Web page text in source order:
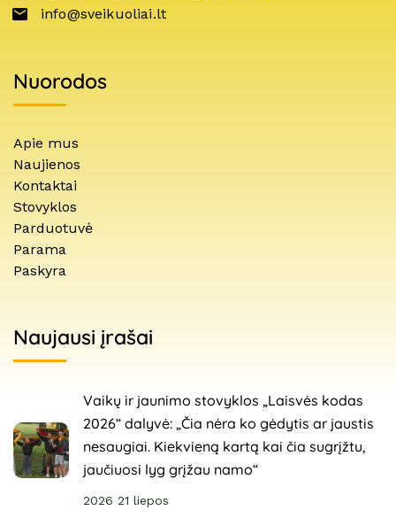
info@sveikuoliai.lt
Nuorodos
Apie mus
Naujienos
Kontaktai
Stovyklos
Parduotuvė
Parama
Paskyra
Naujausi įrašai
Vaikų ir jaunimo stovyklos „Laisvės kodas
2026“ dalyvė: „Čia nėra ko gėdytis ar jaustis
nesaugiai. Kiekvieną kartą kai čia sugrįžtu,
jaučiuosi lyg grįžau namo“
2026 21 liepos